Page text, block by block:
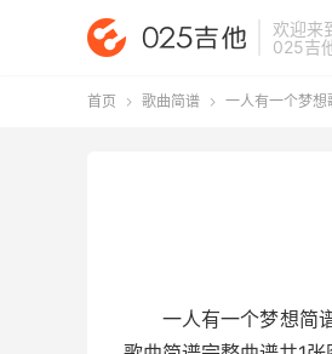
欢迎来
025吉
首页  歌曲简谱  一人有一个梦想
一人有一个梦想简